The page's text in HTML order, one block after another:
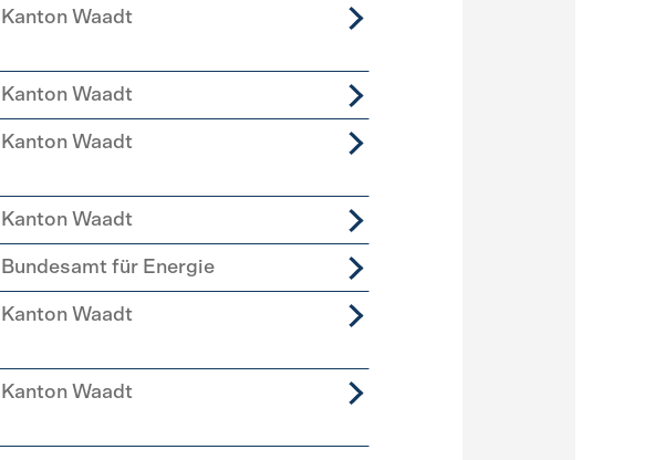
Kanton Waadt
Kanton Waadt
Kanton Waadt
Kanton Waadt
Bundesamt für Energie
Kanton Waadt
Kanton Waadt